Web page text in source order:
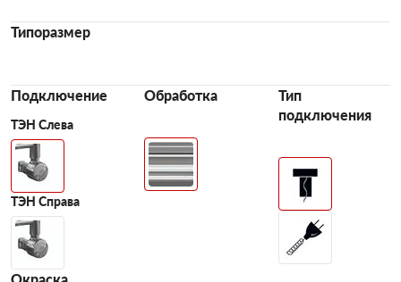
Типоразмер
Подключение
ТЭН Слева
ТЭН Справа
Обработка
Тип
подключения